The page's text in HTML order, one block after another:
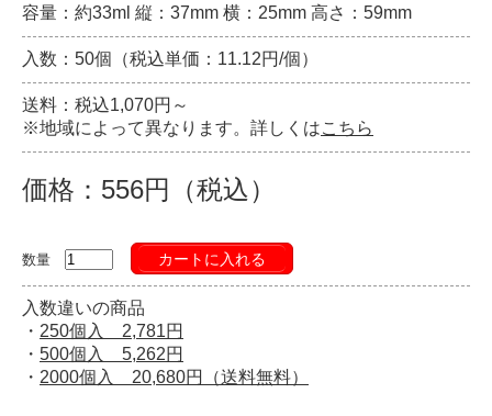
容量：約33ml 縦：37mm 横：25mm 高さ：59mm
入数：50個（税込単価：11.12円/個）
送料：税込1,070円～
※地域によって異なります。詳しくはこちら
価格：556円（税込）
数量 カートに入れる
入数違いの商品
・ 250個入 2,781円
・ 500個入 5,262円
・ 2000個入 20,680円（送料無料）